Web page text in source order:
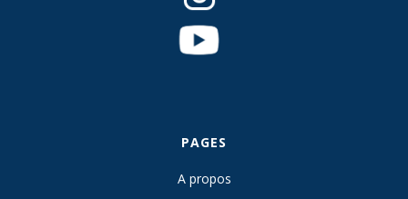
PAGES
A propos